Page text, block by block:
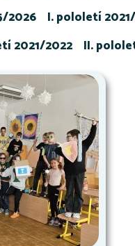
2026
I. pololetí
2021/2022
II.